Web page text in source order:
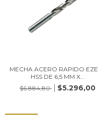
MECHA ACERO RAPIDO
HSS DE 6,5 MM X...
$6.884,80
$5.296,00